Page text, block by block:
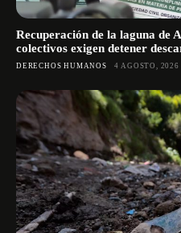
Recuperación de la laguna de
colectivos exigen detener
DERECHOS HUMANOS 4 AGOSTO, 2026